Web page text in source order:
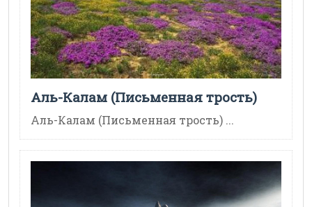
Аль-Калам (Письменная трость)
Аль-Калам (Письменная трость) ...